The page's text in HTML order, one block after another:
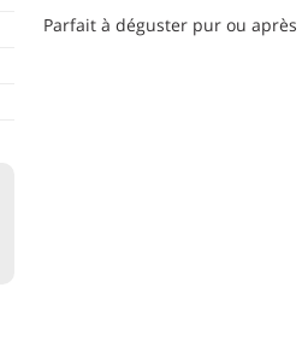
Parfait à déguster pur ou